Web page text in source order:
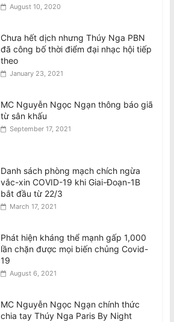
August 10, 2020
Chưa hết dịch nhưng Thúy Nga PBN
đã công bố thời điểm đại nhạc hội tiếp
theo
January 23, 2021
MC Nguyễn Ngọc Ngạn thông báo giã
từ sân khấu
September 17, 2021
Danh sách phòng mạch chích ngừa
vắc-xin COVID-19 khi Giai-Đoạn-1B
bắt đầu từ 22/3
March 17, 2021
Phát hiện kháng thể mạnh gấp 1,000
lần chặn được mọi biến chủng Covid-
19
August 6, 2021
MC Nguyễn Ngọc Ngạn chính thức
chia tay Thúy Nga Paris By Night